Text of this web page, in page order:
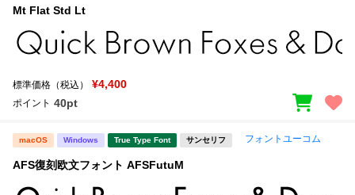
Mt Flat Std Lt
標準価格（税込） ¥4,400
ポイント 40pt
macOS Windows True Type Font サンセリフ フォントユーコム
AFS復刻欧文フォント AFSFutuM